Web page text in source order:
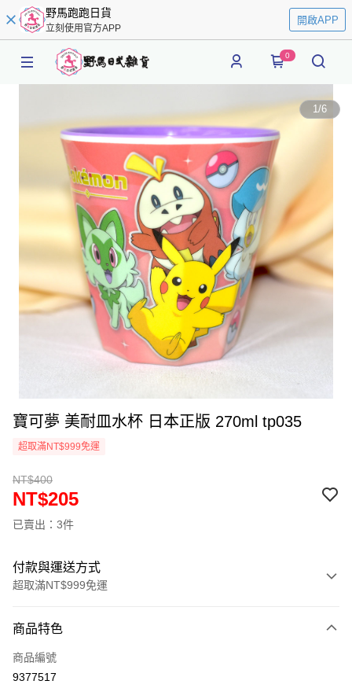
野馬跑跑日貨
立刻使用官方APP
開啟APP
0
1/6
寶可夢 美耐皿水杯 日本正版 270ml tp035
超取滿NT$999免運
NT$400
NT$205
已賣出：3件
付款與運送方式
超取滿NT$999免運
信用卡一次付款
信用卡分期付款
商品特色
商品編號
9377517